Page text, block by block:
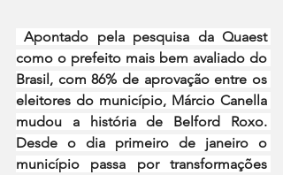
Apontado pela pesquisa da Quaest
como o prefeito mais bem avaliado do
Brasil, com 86% de aprovação entre os
eleitores do município, Márcio Canella
mudou a história de Belford Roxo.
Desde o dia primeiro de janeiro o
município passa por transformações